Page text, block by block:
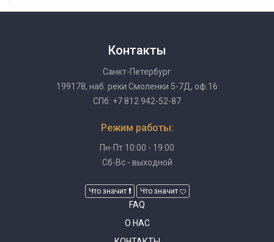
Контакты
Санкт-Петербург
199178, наб. реки Смоленки 5-7Д, оф.16
СПб: +7 812 942-52-87
Режим работы:
Пн-Пт 10:00 - 19:00
Сб-Вс - выходной
Что значит Что значит
FAQ
О НАС